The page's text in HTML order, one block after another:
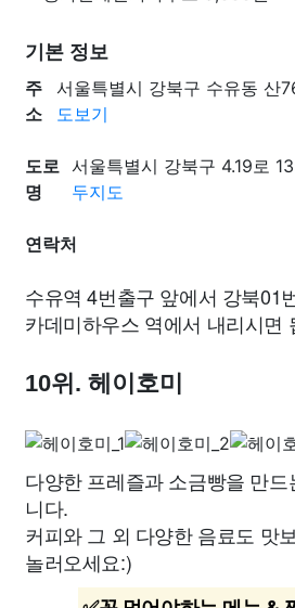
기본 정보
주
소
서울특별시 강북구 수유동 산
도보기
도로
명
서울특별시 강북구 4.19로
두지도
연락처
수유역 4번출구 앞에서 강북01
카데미하우스 역에서 내리시면
10위. 헤이호미
다양한 프레즐과 소금빵을 만
니다.
커피와 그 외 다양한 음료도 맛
놀러오세요:)